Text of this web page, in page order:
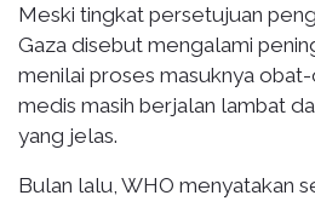
Meski tingkat persetujuan
Gaza disebut mengalami
menilai proses masuknya
medis masih berjalan lambat
yang jelas.
Bulan lalu, WHO menyatakan